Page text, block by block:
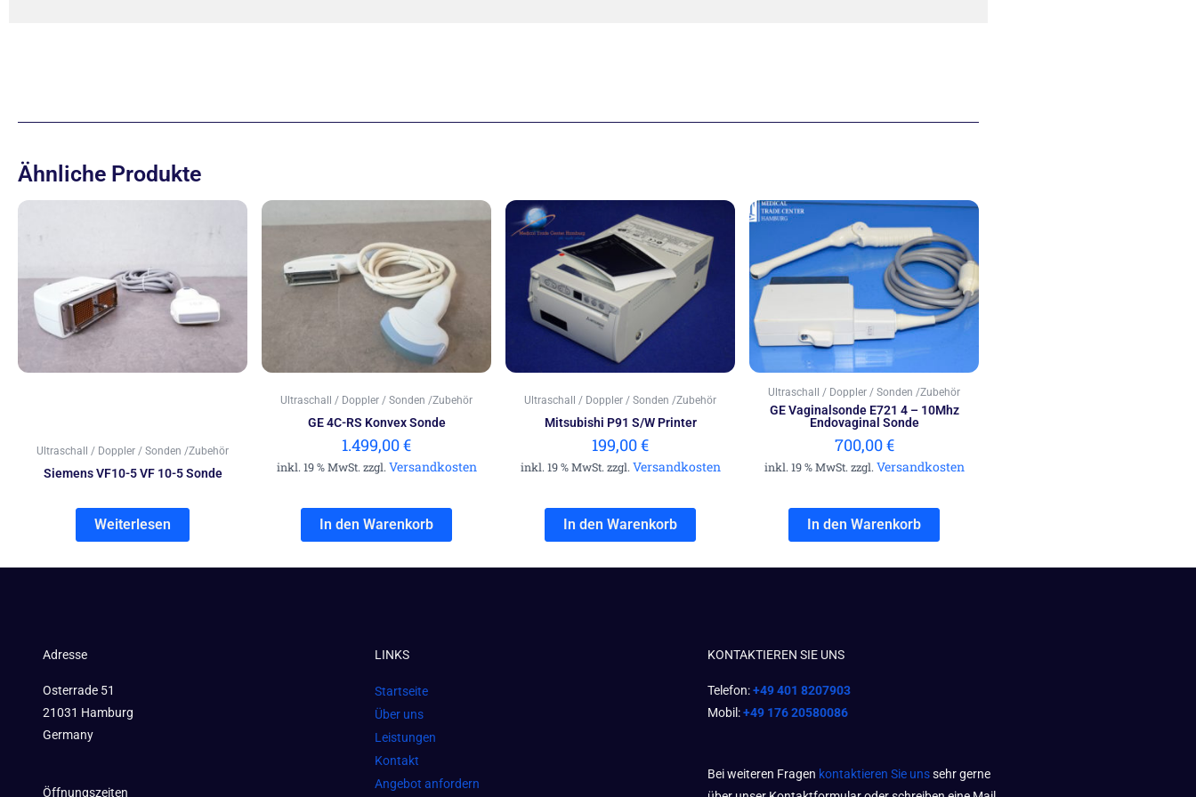
Ähnliche Produkte
Ultraschall / Doppler / Sonden /Zubehör
Siemens VF10-5 VF 10-5 Sonde
Weiterlesen
Ultraschall / Doppler / Sonden /Zubehör
GE 4C-RS Konvex Sonde
1.499,00€
inkl. 19 % MwSt. zzgl. Versandkosten
In den Warenkorb
Ultraschall / Doppler / Sonden /Zubehör
Mitsubishi P91 S/W Printer
199,00€
inkl. 19 % MwSt. zzgl. Versandkosten
In den Warenkorb
Ultraschall / Doppler / Sonden /Zubehör
GE Vaginalsonde E721 4 – 10Mhz
Endovaginal Sonde
700,00€
inkl. 19 % MwSt. zzgl. Versandkosten
In den Warenkorb
Adresse
Osterrade 51
21031 Hamburg
Germany
Öffnungszeiten
LINKS
Startseite
Über uns
Leistungen
Kontakt
Angebot anfordern
KONTAKTIEREN SIE UNS
Telefon:+49 401 8207903
Mobil:+49 176 20580086
Bei weiteren Fragen kontaktieren Sie unssehr gerne